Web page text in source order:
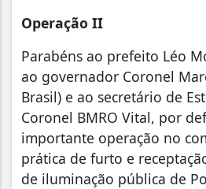
Operação II
Parabéns ao prefeito Léo
ao governador Coronel
Brasil) e ao secretário de
Coronel BMRO Vital, por
importante operação no
prática de furto e
de iluminação pública de